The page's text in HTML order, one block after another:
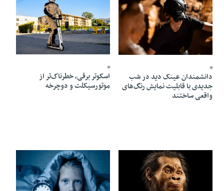
دانشمندان عینک دید در شب
جدیدی با قابلیت نمایش رنگ‌های
واقعی ساختند
17 Mordad 1405 - 10:48
اسکوتر برقی، خطرناک‌تر از
موتورسیکلت و دوچرخه